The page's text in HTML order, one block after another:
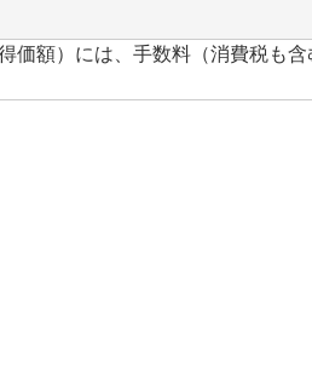
価額）には、手数料（消費税も